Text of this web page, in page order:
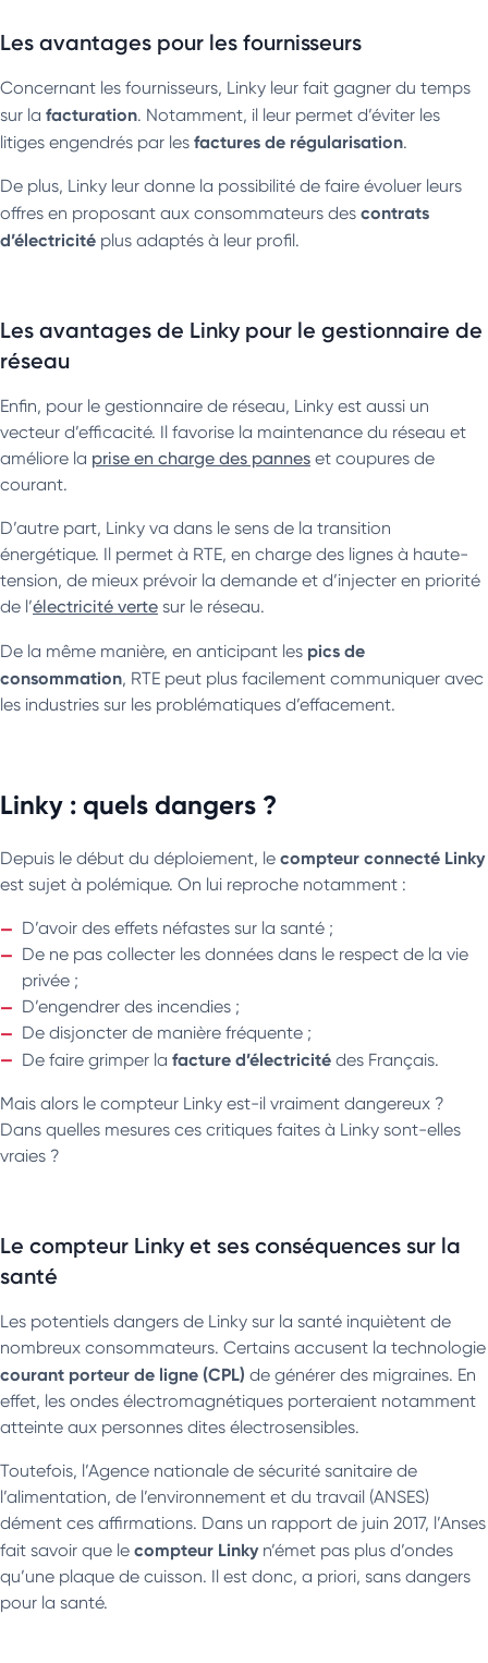
Les avantages pour les fournisseurs
Concernant les fournisseurs, Linky leur fait gagner du temps
sur la facturation. Notamment, il leur permet d’éviter les
litiges engendrés par les factures de régularisation.
De plus, Linky leur donne la possibilité de faire évoluer leurs
offres en proposant aux consommateurs des contrats
d’électricité plus adaptés à leur profil.
Les avantages de Linky pour le gestionnaire de
réseau
Enfin, pour le gestionnaire de réseau, Linky est aussi un
vecteur d’efficacité. Il favorise la maintenance du réseau et
améliore la prise en charge des pannes et coupures de
courant.
D’autre part, Linky va dans le sens de la transition
énergétique. Il permet à RTE, en charge des lignes à haute-
tension, de mieux prévoir la demande et d’injecter en priorité
de l’électricité verte sur le réseau.
De la même manière, en anticipant les pics de
consommation, RTE peut plus facilement communiquer avec
les industries sur les problématiques d’effacement.
Linky : quels dangers ?
Depuis le début du déploiement, le compteur connecté Linky
est sujet à polémique. On lui reproche notamment :
D’avoir des effets néfastes sur la santé ;
De ne pas collecter les données dans le respect de la vie
privée ;
D’engendrer des incendies ;
De disjoncter de manière fréquente ;
De faire grimper la facture d’électricité des Français.
Mais alors le compteur Linky est-il vraiment dangereux ?
Dans quelles mesures ces critiques faites à Linky sont-elles
vraies ?
Le compteur Linky et ses conséquences sur la
santé
Les potentiels dangers de Linky sur la santé inquiètent de
nombreux consommateurs. Certains accusent la technologie
courant porteur de ligne (CPL) de générer des migraines. En
effet, les ondes électromagnétiques porteraient notamment
atteinte aux personnes dites électrosensibles.
Toutefois, l’Agence nationale de sécurité sanitaire de
l’alimentation, de l’environnement et du travail (ANSES)
dément ces affirmations. Dans un rapport de juin 2017, l’Anses
fait savoir que le compteur Linkyn’émet pas plus d’ondes
qu’une plaque de cuisson. Il est donc, a priori, sans dangers
pour la santé.